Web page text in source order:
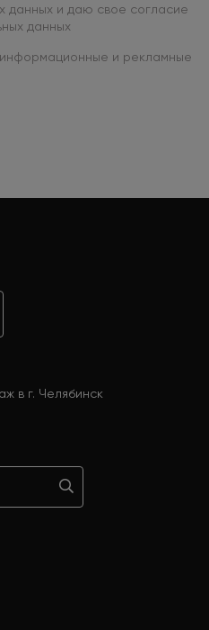
данных и даю свое согласие
данных
информационные и рекламные
в г. Челябинск